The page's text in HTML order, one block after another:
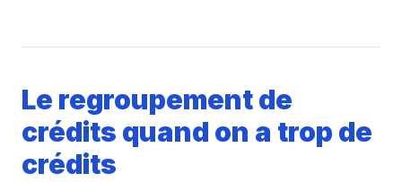
Le regroupement de
crédits quand on a trop de
crédits